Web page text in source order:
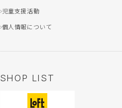
児童支援活動
個人情報について
SHOP LIST